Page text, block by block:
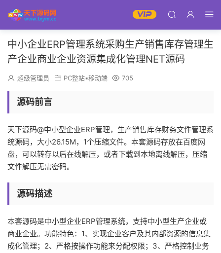
中小企业ERP管理系统采购生产销售库存管理生
产企业商业企业资源集成化管理NET源码
超级管理员 PC整站▪移动端 705
源码前言
天下源码@中小型企业ERP管理，生产销售库存财务文件管理系
统源码，大小26.15M，1个压缩文件。本套源码存放在百度网
盘，可以转存以后在线解压，或者下载到本地离线解压，压缩
文件解压无需密码。
源码描述
本套源码是中小型企业ERP管理系统，支持中小型生产企业或
商业企业。功能特色：1、实现企业客户及其内部资源的信息集
成化管理；2、严格按操作功能来分配权限；3、严格控制业务